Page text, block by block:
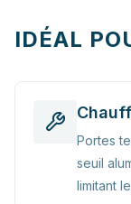
IDÉAL
Portes
seuil
limitant